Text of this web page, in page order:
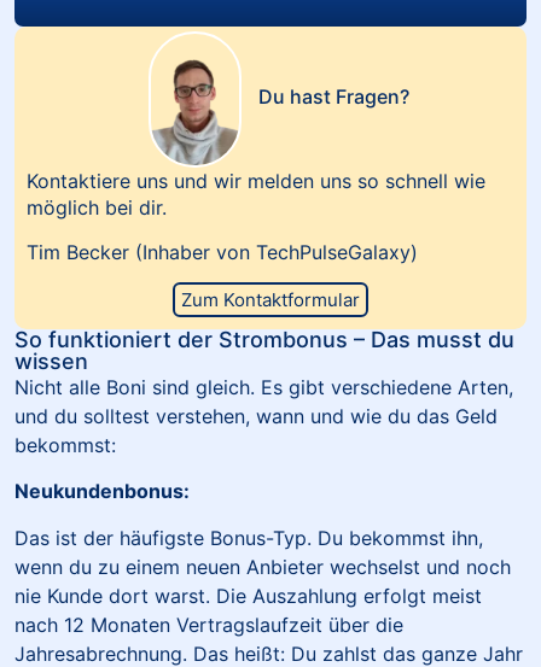
Du hast Fragen?
Kontaktiere uns und wir melden uns so schnell wie
möglich bei dir.
Tim Becker (Inhaber von TechPulseGalaxy)
Zum Kontaktformular
So funktioniert der Strombonus – Das musst du
wissen
Nicht alle Boni sind gleich. Es gibt verschiedene Arten,
und du solltest verstehen, wann und wie du das Geld
bekommst:
Neukundenbonus:
Das ist der häufigste Bonus-Typ. Du bekommst ihn,
wenn du zu einem neuen Anbieter wechselst und noch
nie Kunde dort warst. Die Auszahlung erfolgt meist
nach 12 Monaten Vertragslaufzeit über die
Jahresabrechnung. Das heißt: Du zahlst das ganze Jahr